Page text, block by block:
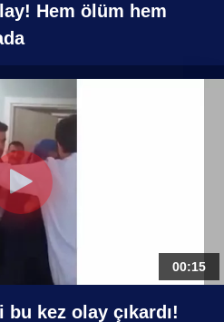
Hem ölüm hem
00:15
kez olay çıkardı!